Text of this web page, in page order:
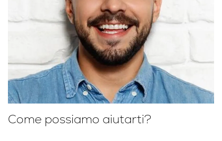
Come possiamo aiutarti?